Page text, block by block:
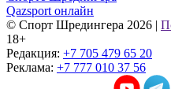
Qazsport онлайн
© Cпорт Шредингера 2026 |
18+
Редакция: +7 705 479 65 20
Реклама: +7 777 010 37 56